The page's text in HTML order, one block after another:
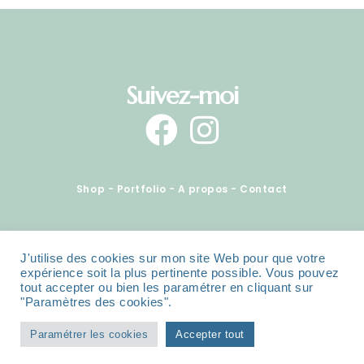
Suivez-moi
Shop - Portfolio - A propos - Contact
Copyright ©sarahquarelle, 2022 - Tous
droits réservés -Mentions légales
J'utilise des cookies sur mon site Web pour que votre
expérience soit la plus pertinente possible. Vous pouvez
tout accepter ou bien les paramétrer en cliquant sur
"Paramètres des cookies".
Paramétrer les cookies Accepter tout